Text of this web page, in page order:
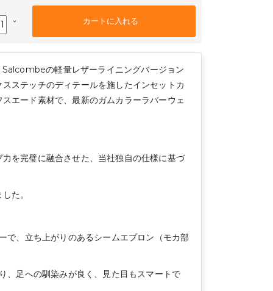
keyboard_arrow_down
の軽量レザーライニングバージョン
ステッチのディテールを施したインセットカ
エード素材で、最新のガムカラーラバーウェ
を完璧に融合させた、当社独自の仕様に基づ
た。
、立ち上がりのあるシームエプロン（モカ部
足への馴染みが良く、見た目もスマートで